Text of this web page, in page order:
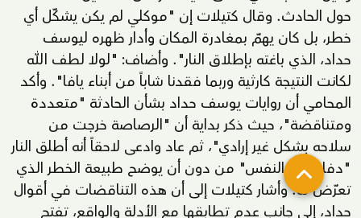
حول الحادث. وقال كتيلات إن "موكلي لم يكن يشكّل أي
خطر، بل كان يهمّ بمغادرة المكان وأدار ظهره ليوسف
حداد، الذي باغته بإطلاق النار". وأضاف: "لولا لطف الله
لكانت النتيجة كارثية وربما فقدنا شاباً من أبناء يافا". وأكد
المحامي أن روايات يوسف حداد بشأن الحادثة "متعددة
ومتناقضة"، حيث ذكر بداية أن "الرصاصة خرجت من
سلاحه بشكل غير إرادي"، ثم عاد وادعى لاحقاً أنه أطلق النار
"دفاعاً عن النفس" من دون أن يوضح طبيعة الخطر الذي
تعرّض له. وأشار كتيلات إلى أن هذه التناقضات في أقوال
حداد، إلى جانب عدم تطابقها مع الأدلة والواقع، تفتح